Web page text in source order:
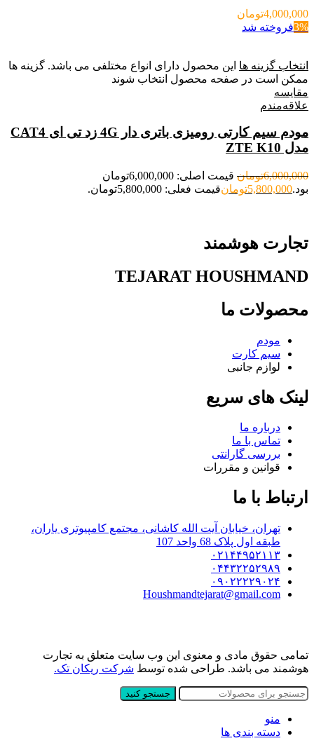
4,000,000تومان
3%فروخته شد
انتخاب گزینه ها این محصول دارای انواع مختلفی می باشد. گزینه ها
ممکن است در صفحه محصول انتخاب شوند
مقایسه
علاقه‌مندم
مودم سیم کارتی رومیزی باتری دار 4G زد تی ای CAT4
مدل ZTE K10
6,000,000تومان
قیمت اصلی: 6,000,000تومان
بود.5,800,000تومانقیمت فعلی: 5,800,000تومان.
تجارت هوشمند
TEJARAT HOUSHMAND
محصولات ما
مودم
سیم کارت
لوازم جانبی
لینک های سریع
درباره ما
تماس با ما
بررسی گارانتی
قوانین و مقررات
ارتباط با ما
تهران، خیابان آیت الله کاشانی، مجتمع کامپیوتری یاران،
طبقه اول پلاک 68 واحد 107
۰۲۱۴۴۹۵۲۱۱۳
۰۴۴۳۲۲۵۲۹۸۹
۰۹۰۲۲۲۲۹۰۲۴
Houshmandtejarat@gmail.com
تمامی حقوق مادی و معنوی این وب سایت متعلق به تجارت
هوشمند می باشد. طراحی شده توسط شرکت ریکان تک.
جستجو کنید
منو
دسته بندی ها